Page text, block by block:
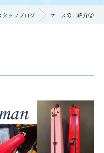
タッフブログ ケースのご紹介②